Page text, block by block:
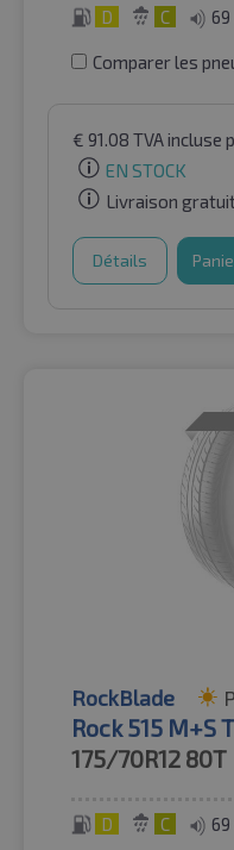
D C 69
Comparer les
€ 91.08 TVA incluse
EN STOCK
Livraison
Détails
RockBlade
Rock 515 M+S
175/70R12 80T
D C 69